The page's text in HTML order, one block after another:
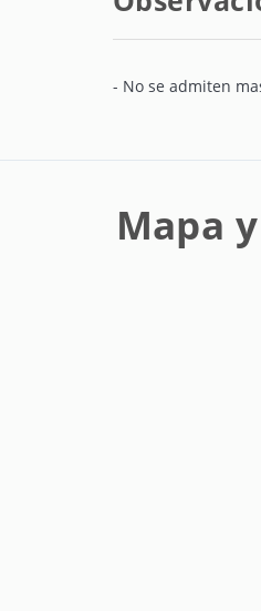
- No se admiten
Mapa